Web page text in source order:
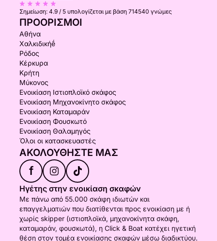
Σημείωση: 4.9 / 5 υπολογίζεται με βάση 714540 γνώμες
ΠΡΟΟΡΙΣΜΟΊ
Αθήνα
Χαλκιδικήḗ
Ρόδος
Κέρκυρα
Κρήτη
Μύκονος
Ενοικίαση Ιστιοπλοϊκό σκάφος
Ενοικίαση Μηχανοκίνητο σκάφος
Ενοικίαση Καταμαράν
Ενοικίαση Φουσκωτό
Ενοικίαση Θαλαμηγός
Όλοι οι κατασκευαστές
ΑΚΟΛΟΥΘΉΣΤΕ ΜΑΣ
f
Ηγέτης στην ενοικίαση σκαφών
Με πάνω από 55.000 σκάφη ιδιωτών και
επαγγελματιών που διατίθενται προς ενοικίαση με ή
χωρίς skipper (ιστιοπλοϊκά, μηχανοκίνητα σκάφη,
καταμαράν, φουσκωτά), η Click & Boat κατέχει ηγετική
θέση στον τομέα ενοικίασης σκαφών μέσω διαδικτύου.